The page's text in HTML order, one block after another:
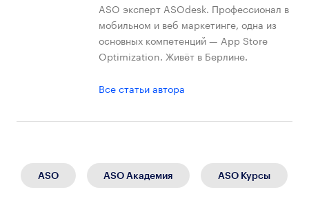
ASO эксперт ASOdesk. Профессионал в
мобильном и веб маркетинге, одна из
основных компетенций — App Store
Optimization. Живёт в Берлине.
Все статьи автора
ASO ASO Академия ASO Курсы